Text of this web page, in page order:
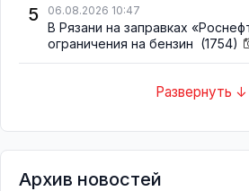
5 06.08.2026 10:47
В Рязани на заправках
ограничения на бензин (1754)
Развернуть ↓
Архив новостей